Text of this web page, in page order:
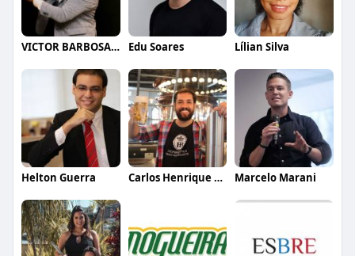
VICTOR BARBOSA QUARANTA Edu Soares Lílian Silva
Helton Guerra Carlos Henrique de Faria Vasconcelos Marcelo Marani